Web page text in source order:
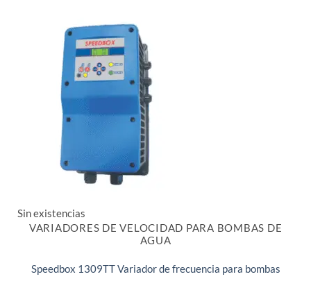
Sin existencias
VARIADORES DE VELOCIDAD PARA BOMBAS DE
AGUA
Speedbox 1309TT Variador de frecuencia para bombas